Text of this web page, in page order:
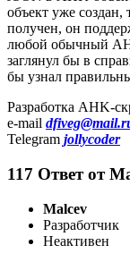
объект уже
получен, он
любой обычный
заглянул бы в
бы узнал
Разработка AHK-
e-mail
Telegram jollycoder
117 Ответ от
Malcev
Разработчик
Неактивен